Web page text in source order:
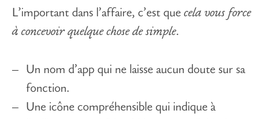
L’important dans l’affaire, c’est que cela vous force
à concevoir quelque chose de simple.
Un nom d’app qui ne laisse aucun doute sur sa
fonction.
Une icône compréhensible qui indique à